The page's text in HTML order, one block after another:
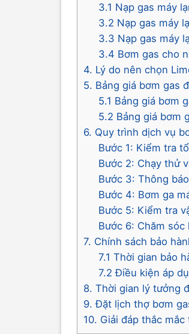
3.1 Nạp gas máy
3.2 Nạp gas máy
3.3 Nạp gas máy
3.4 Bơm gas cho
4. Lý do nên chọn
5. Bảng giá bơm gas
5.1 Bảng giá bơm
5.2 Bảng giá bơm
6. Quy trình dịch vụ
Bước 1: Kiểm tra
Bước 2: Chạy thử
Bước 3: Thông
Bước 4: Bơm ga
Bước 5: Kiểm tra
Bước 6: Chăm sóc
7. Chính sách bảo
7.1 Thời gian bảo
7.2 Điều kiện áp
8. Thời gian lý tưởng
9. Đặt lịch thợ bơm
10. Giải đáp thắc